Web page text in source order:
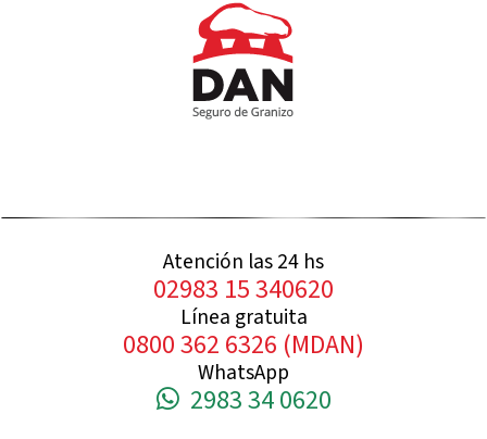
Atención las 24 hs
02983 15 340620
Línea gratuita
0800 362 6326 (MDAN)
WhatsApp
2983 34 0620